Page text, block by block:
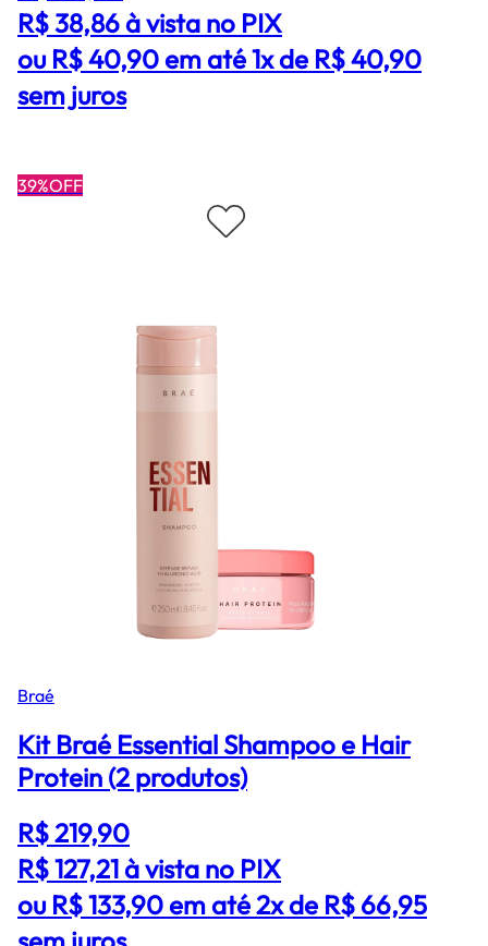
R$ 38,86à vista no PIX
ou R$ 40,90 em até 1x de R$ 40,90
sem juros
39%OFF
Braé
Kit Braé Essential Shampoo e Hair
Protein (2 produtos)
R$ 219,90
R$ 127,21à vista no PIX
ou R$ 133,90 em até 2x de R$ 66,95